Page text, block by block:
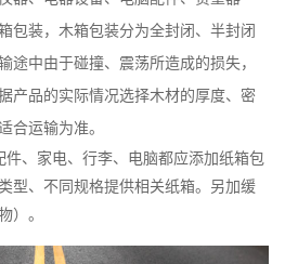
包装，木箱包装分为全封闭、半封闭
途中由于碰撞、震荡所造成的损失，
产品的实际情况选择木材的厚度、密
合运输为准。
、家电、行李、电脑都应添加纸箱包
型、不同规格提供相关纸箱。另加缓
）。